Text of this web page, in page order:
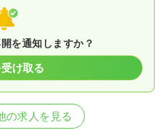
を通知しますか？
け取る
の求人を見る